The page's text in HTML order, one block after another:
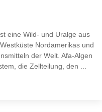
eine Wild- und Uralge aus
Nordamerikas und
der Welt. Afa-Algen
die Zellteilung, den ...